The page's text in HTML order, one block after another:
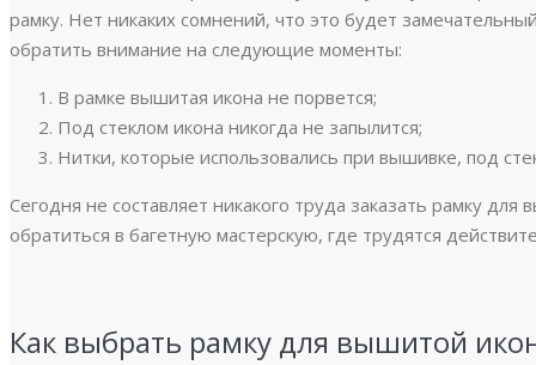
рамку. Нет никаких сомнений, что это будет
обратить внимание на следующие моменты:
В рамке вышитая икона не порвется;
Под стеклом икона никогда не запылится;
Нитки, которые использовались при вышивке, под
Сегодня не составляет никакого труда заказать рамку
обратиться в багетную мастерскую, где трудятся
Как выбрать рамку для вышитой